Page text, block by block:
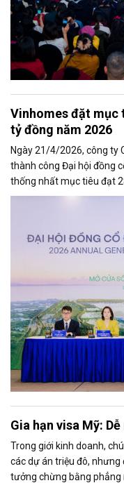
Vinhomes đặt mục
tỷ đồng năm 2026
Ngày 21/4/2026, công ty
thành công Đại hội đồng
thống nhất mục tiêu đạt
đồng lợi nhuận sau thuế
nay; đồng thời thông qua
hệ mới theo tiêu chuẩn
Gia hạn visa Mỹ:
Trong giới kinh doanh,
các dự án triệu đô,
tưởng chừng bằng phẳng